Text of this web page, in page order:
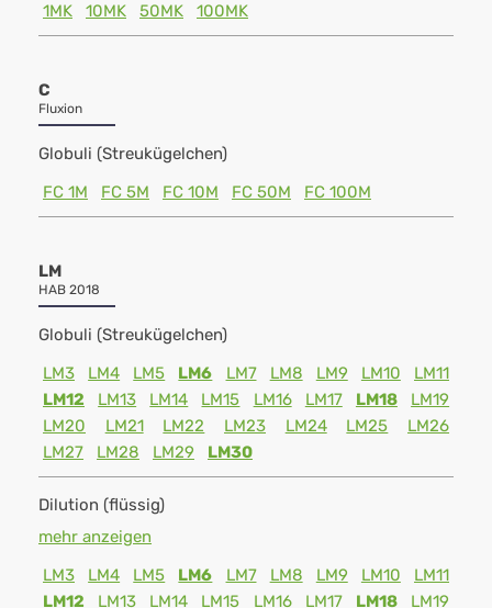
1MK
10MK 50MK 100MK
C
Fluxion
Globuli (Streukügelchen)
FC 1M
FC 5M FC 10M FC 50M FC 100M
LM
HAB 2018
Globuli (Streukügelchen)
LM3
LM4 LM5 LM6 LM7 LM8 LM9 LM10
LM11
LM12
LM13 LM14 LM15 LM16 LM17 LM18
LM19
LM20
LM21 LM22 LM23 LM24 LM25
LM26
LM27
LM28 LM29 LM30
Dilution (flüssig)
mehr anzeigen
LM3
LM4 LM5 LM6 LM7 LM8 LM9 LM10
LM11
LM12
LM13 LM14 LM15 LM16 LM17 LM18 LM19